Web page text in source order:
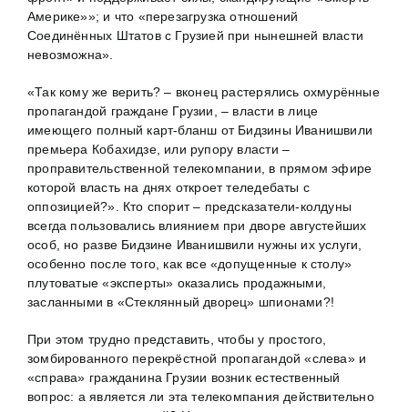
Америке»»; и что «перезагрузка отношений
Соединённых Штатов с Грузией при нынешней власти
невозможна».
«Так кому же верить? – вконец растерялись охмурённые
пропагандой граждане Грузии, – власти в лице
имеющего полный карт-бланш от Бидзины Иванишвили
премьера Кобахидзе, или рупору власти –
проправительственной телекомпании, в прямом эфире
которой власть на днях откроет теледебаты с
оппозицией?». Кто спорит – предсказатели-колдуны
всегда пользовались влиянием при дворе августейших
особ, но разве Бидзине Иванишвили нужны их услуги,
особенно после того, как все «допущенные к столу»
плутоватые «эксперты» оказались продажными,
засланными в «Стеклянный дворец» шпионами?!
При этом трудно представить, чтобы у простого,
зомбированного перекрёстной пропагандой «слева» и
«справа» гражданина Грузии возник естественный
вопрос: а является ли эта телекомпания действительно